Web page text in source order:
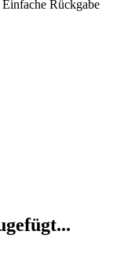
Einfache Rückgabe